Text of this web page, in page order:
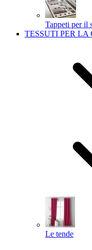
Tappeti per il
TESSUTI PER LA
Le tende